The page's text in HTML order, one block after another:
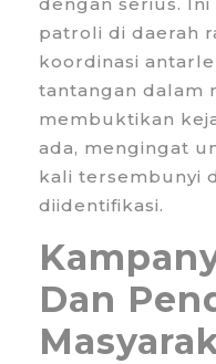
patroli di daerah
koordinasi
tantangan dalam
membuktikan
ada, mengingat
kali tersembunyi
diidentifikasi.
Dan